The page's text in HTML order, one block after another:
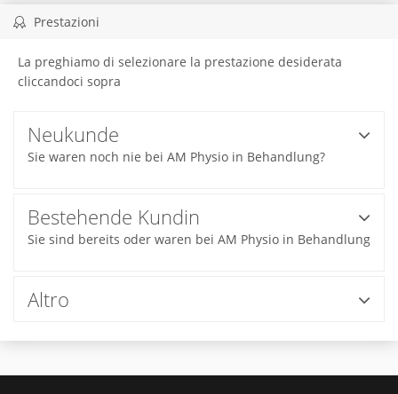
Prestazioni
La preghiamo di selezionare la prestazione desiderata
cliccandoci sopra
Neukunde
Sie waren noch nie bei AM Physio in Behandlung?
Bestehende Kundin
Sie sind bereits oder waren bei AM Physio in Behandlung
Altro